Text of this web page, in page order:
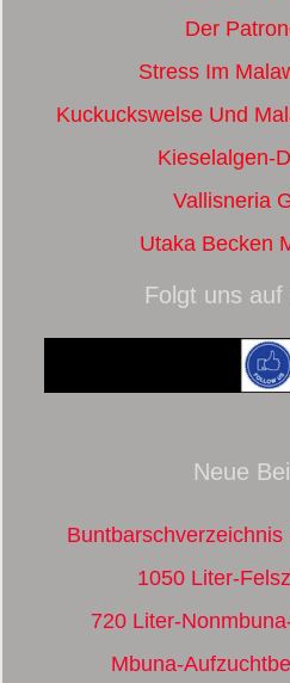
Der
Stress Im
Kuckuckswelse Und
Kieselalgen-
Vallisneria
Utaka Becken
Folgt uns auf
Neue
1050 Liter-
720 Liter-
Mbuna-